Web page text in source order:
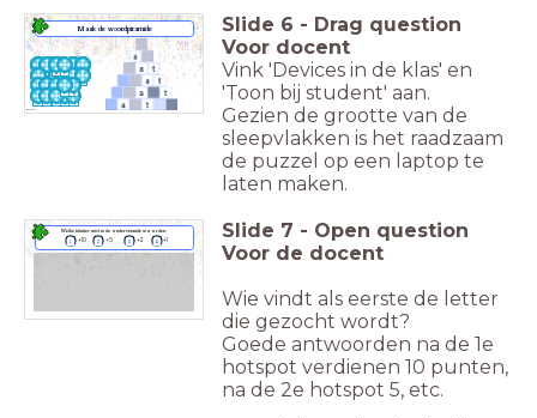
Maak de woordpiramide
Sleep de letters
naar de juiste plek
Slide 6 - Drag question
Voor docent
Vink 'Devices in de klas' en
'Toon bij student' aan.
Gezien de grootte van de
sleepvlakken is het raadzaam
de puzzel op een laptop te
laten maken.
Welke klinker mist in de onderstaande woorden:
+10 +5 +2 +1 Slide 7 - Open question
Voor de docent
Wie vindt als eerste de letter
die gezocht wordt?
Goede antwoorden na de 1e
hotspot verdienen 10 punten,
na de 2e hotspot 5, etc.